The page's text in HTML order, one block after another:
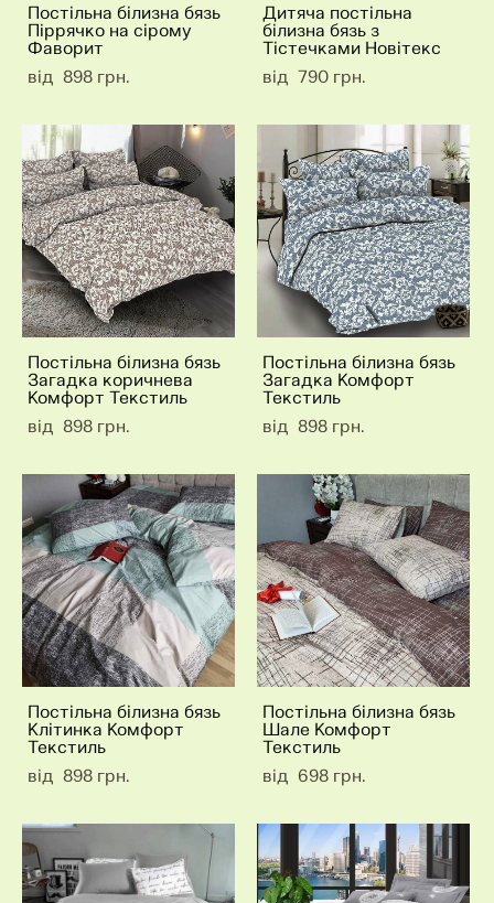
Постільна білизна бязь
Піррячко на сірому
Фаворит
від 898 грн.
Дитяча постільна
білизна бязь з
Тістечками Новітекс
від 790 грн.
Постільна білизна бязь
Загадка коричнева
Комфорт Текстиль
від 898 грн.
Постільна білизна бязь
Загадка Комфорт
Текстиль
від 898 грн.
Постільна білизна бязь
Клітинка Комфорт
Текстиль
від 898 грн.
Постільна білизна бязь
Шале Комфорт
Текстиль
від 698 грн.